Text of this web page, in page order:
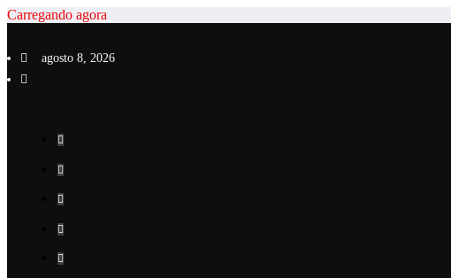
Pular
conteúdo
Carregando agora
agosto 8, 2026